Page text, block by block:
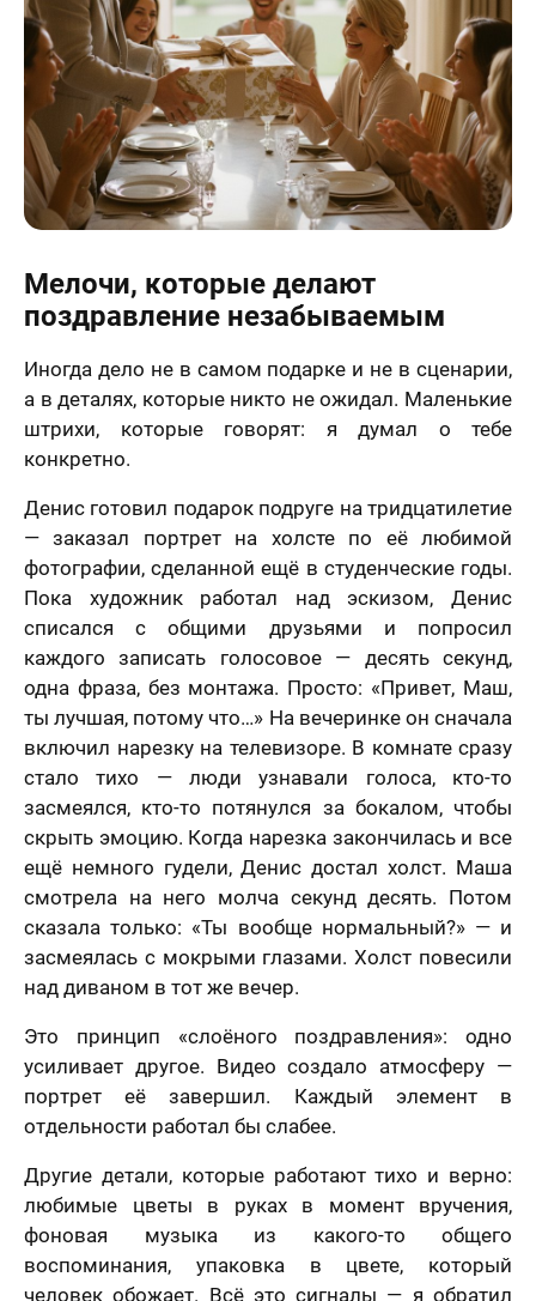
Мелочи, которые делают
поздравление незабываемым
Иногда дело не в самом подарке и не в сценарии,
а в деталях, которые никто не ожидал. Маленькие
штрихи, которые говорят: я думал о тебе
конкретно.
Денис готовил подарок подруге на тридцатилетие
— заказал портрет на холсте по её любимой
фотографии, сделанной ещё в студенческие годы.
Пока художник работал над эскизом, Денис
списался с общими друзьями и попросил
каждого записать голосовое — десять секунд,
одна фраза, без монтажа. Просто: «Привет, Маш,
ты лучшая, потому что…» На вечеринке он сначала
включил нарезку на телевизоре. В комнате сразу
стало тихо — люди узнавали голоса, кто-то
засмеялся, кто-то потянулся за бокалом, чтобы
скрыть эмоцию. Когда нарезка закончилась и все
ещё немного гудели, Денис достал холст. Маша
смотрела на него молча секунд десять. Потом
сказала только: «Ты вообще нормальный?» — и
засмеялась с мокрыми глазами. Холст повесили
над диваном в тот же вечер.
Это принцип «слоёного поздравления»: одно
усиливает другое. Видео создало атмосферу —
портрет её завершил. Каждый элемент в
отдельности работал бы слабее.
Другие детали, которые работают тихо и верно:
любимые цветы в руках в момент вручения,
фоновая музыка из какого-то общего
воспоминания, упаковка в цвете, который
человек обожает. Всё это сигналы — я обратил